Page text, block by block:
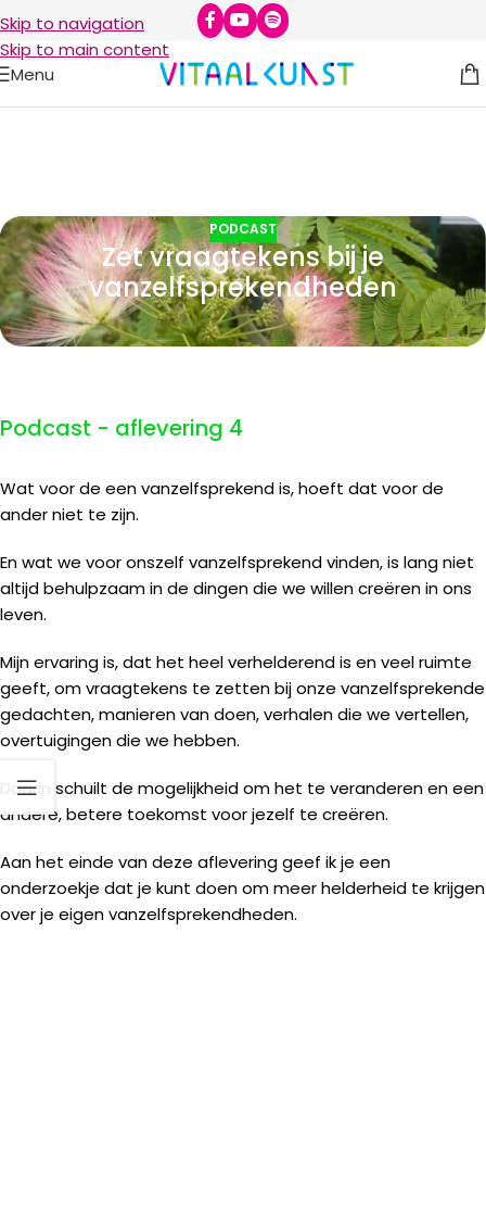
Skip to navigation
Skip to main content
Menu
PODCAST
Zet vraagtekens bij je
vanzelfsprekendheden
Podcast - aflevering 4
Wat voor de een vanzelfsprekend is, hoeft dat voor de
ander niet te zijn.
En wat we voor onszelf vanzelfsprekend vinden, is lang niet
altijd behulpzaam in de dingen die we willen creëren in ons
leven.
Mijn ervaring is, dat het heel verhelderend is en veel ruimte
geeft, om vraagtekens te zetten bij onze vanzelfsprekende
gedachten, manieren van doen, verhalen die we vertellen,
overtuigingen die we hebben.
Daarin schuilt de mogelijkheid om het te veranderen en een
andere, betere toekomst voor jezelf te creëren.
Aan het einde van deze aflevering geef ik je een
onderzoekje dat je kunt doen om meer helderheid te krijgen
over je eigen vanzelfsprekendheden.